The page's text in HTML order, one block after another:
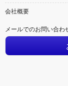
会社概要
メールでのお問い合わ